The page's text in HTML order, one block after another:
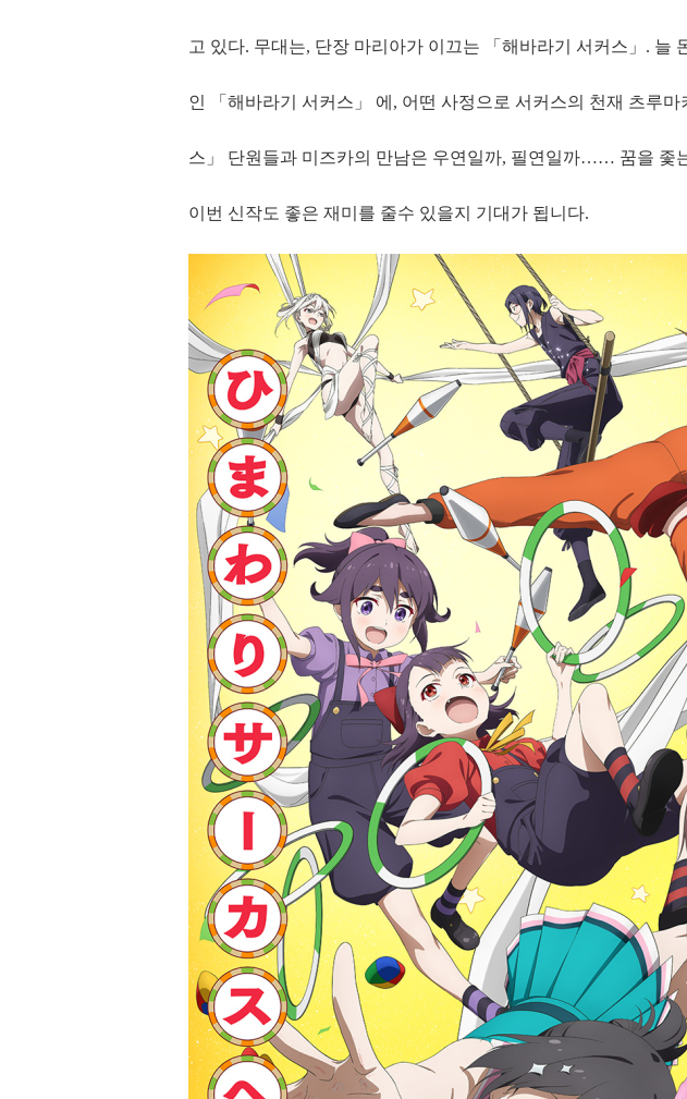
고 있다. 무대는, 단장 마리아가 이끄는 「해바라기 서커스」. 늘
인 「해바라기 서커스」 에, 어떤 사정으로 서커스의 천재 츠루
스」 단원들과 미즈카의 만남은 우연일까, 필연일까…… 꿈을 좇
이번 신작도 좋은 재미를 줄수 있을지 기대가 됩니다.